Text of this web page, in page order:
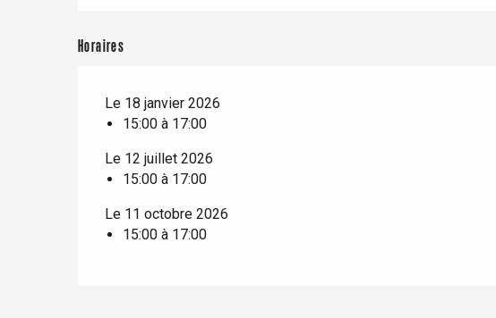
Val-de-Scie
Horaires
Le 18 janvier 2026
15:00 à 17:00
Le 12 juillet 2026
15:00 à 17:00
Le 11 octobre 2026
15:00 à 17:00